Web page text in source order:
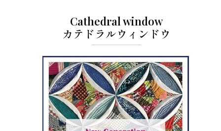
Cathedral window
カテドラルウィンドウ